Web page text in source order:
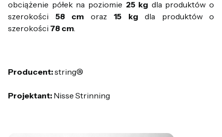
obciążenie półek na poziomie 25 kg dla produktów o
szerokości 58 cm oraz 15 kg dla produktów o
szerokości 78 cm
Producent:string®
Projektant: Nisse Strinning